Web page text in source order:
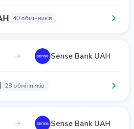
40 обмінників
Sense Bank UAH
28 обмінників
Sense Bank UAH